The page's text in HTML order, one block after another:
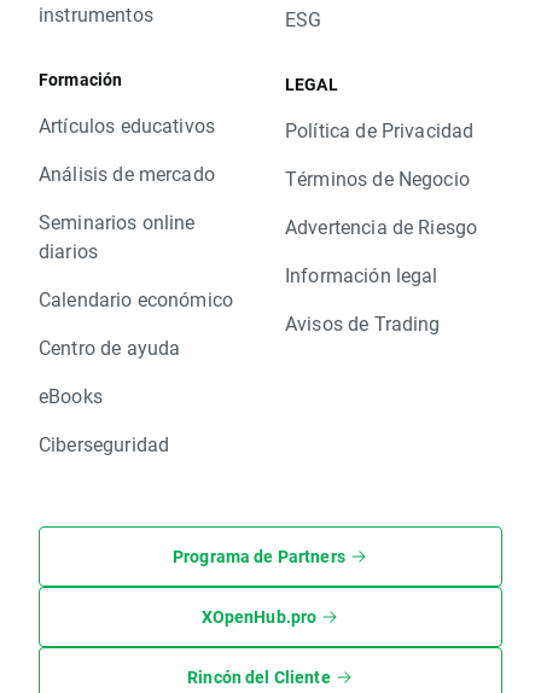
instrumentos
Formación
Artículos educativos
Análisis de mercado
Seminarios online
diarios
Calendario económico
Centro de ayuda
eBooks
Ciberseguridad
ESG
LEGAL
Política de Privacidad
Términos de Negocio
Advertencia de Riesgo
Información legal
Avisos de Trading
Programa de Partners
XOpenHub.pro
Rincón del Cliente